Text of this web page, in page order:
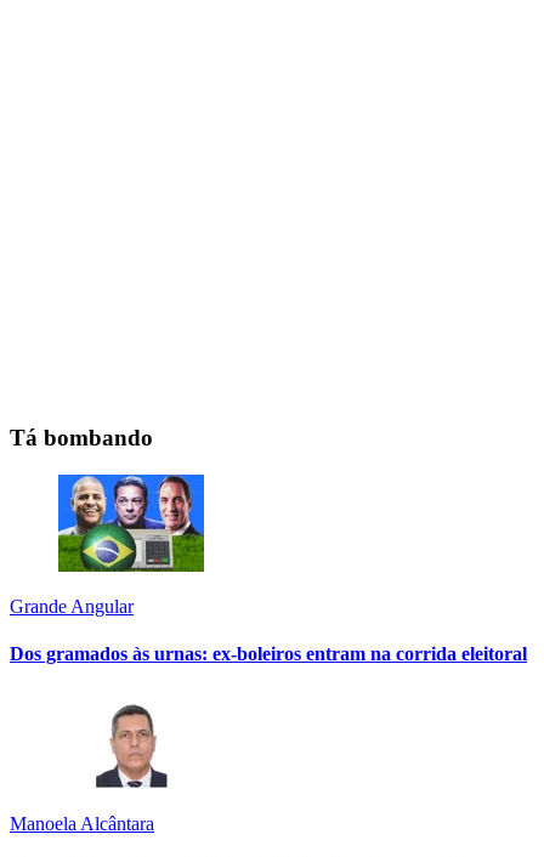
Tá bombando
Grande Angular
Dos gramados às urnas: ex-boleiros entram na corrida eleitoral
Manoela Alcântara